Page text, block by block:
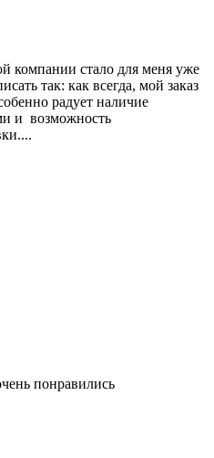
компании стало для меня уже
так: как всегда, мой заказ
радует наличие
и возможность
понравились